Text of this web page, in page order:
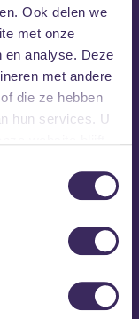
Ook delen we
met onze
en analyse. Deze
met andere
die ze hebben
hun services. U